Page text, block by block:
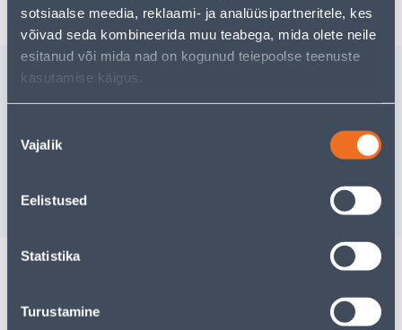
sotsiaalse meedia, reklaami- ja analüüsipartneritele, kes
võivad seda kombineerida muu teabega, mida olete neile
esitanud või mida nad on kogunud teiepoolse teenuste
kasutamise käigus.
valik
Vajalik
Eelistused
Statistika
Turustamine
Sarnased tooted
OKASPUUDE JA RODODE
30TK
3.67 €
sisselogitud